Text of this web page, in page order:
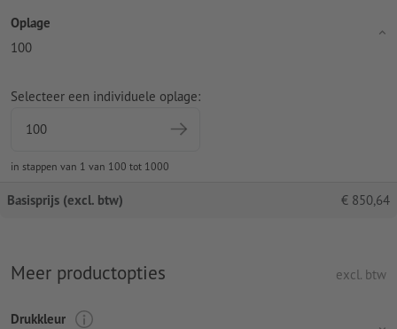
Oplage
100
Selecteer een individuele oplage:
in stappen van 1 van 100 tot 1000
Basisprijs (excl. btw) € 850,64
Meer productopties excl. btw
Drukkleur